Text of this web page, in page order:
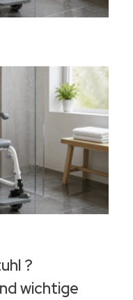
?
wichtige